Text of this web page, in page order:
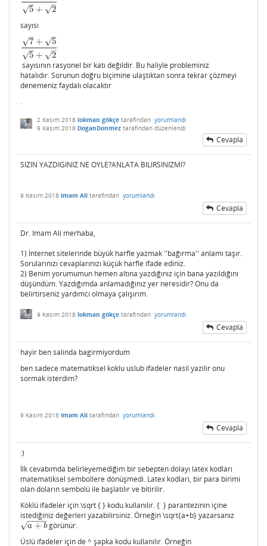
5
–
√ + 2
–
√
5−25+2
sayısı
7
–
√ + 5
–
√
5
–
√ + 2
–
√
7+55+2
sayısının rasyonel bir katı değildir. Bu haliyle probleminiz
hatalıdır. Sorunun doğru biçimine ulaştıktan sonra tekrar çözmeyi
denemeniz faydalı olacaktır
.
2 Kasım 2018 lokman gökçe tarafından yorumlandı
9 Kasım 2018 DoganDonmez tarafından düzenlendi
Cevapla
SIZIN YAZDIGINIZ NE OYLE?ANLATA BILIRSINIZMI?
9 Kasım 2018 Imam Ali tarafından yorumlandı
Cevapla
Dr. Imam Ali merhaba,
1) İnternet sitelerinde büyük harfle yazmak ''bağırma'' anlamı taşır.
Sorularınızı cevaplarınızı küçük harfle ifade ediniz.
2) Benim yorumumun hemen altına yazdığınız için bana yazıldığını
düşündüm. Yazdığımda anlamadığınız yer neresidir? Onu da
belirtirseniz yardımcı olmaya çalışırım.
9 Kasım 2018 lokman gökçe tarafından yorumlandı
Cevapla
hayir ben salinda bagirmiyordum
ben sadece matematiksel koklu uslub ifadeler nasil yazilir onu
sormak isterdim?
9 Kasım 2018 Imam Ali tarafından yorumlandı
Cevapla
:)
İlk cevabımda belirleyemediğim bir sebepten dolayı latex kodları
matematiksel sembollere dönüşmedi. Latex kodları, bir para birimi
olan doların sembolü ile başlatılır ve bitirilir.
Köklü ifadeler için \sqrt { } kodu kullanılır. { } parantezinin içine
istediğiniz değerleri yazabilirsiniz. Örneğin \sqrt{a+b} yazarsanız
a + b
− −
−−
√
a+b
görünür.
Üslü ifadeler için de ^ şapka kodu kullanılır. Örneğin